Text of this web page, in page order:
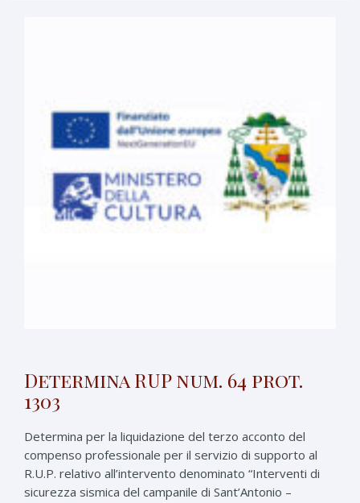
Determina RUP num. 64 prot.
1303
Determina per la liquidazione del terzo acconto del
compenso professionale per il servizio di supporto al
R.U.P. relativo all’intervento denominato “Interventi di
sicurezza sismica del campanile di Sant’Antonio –